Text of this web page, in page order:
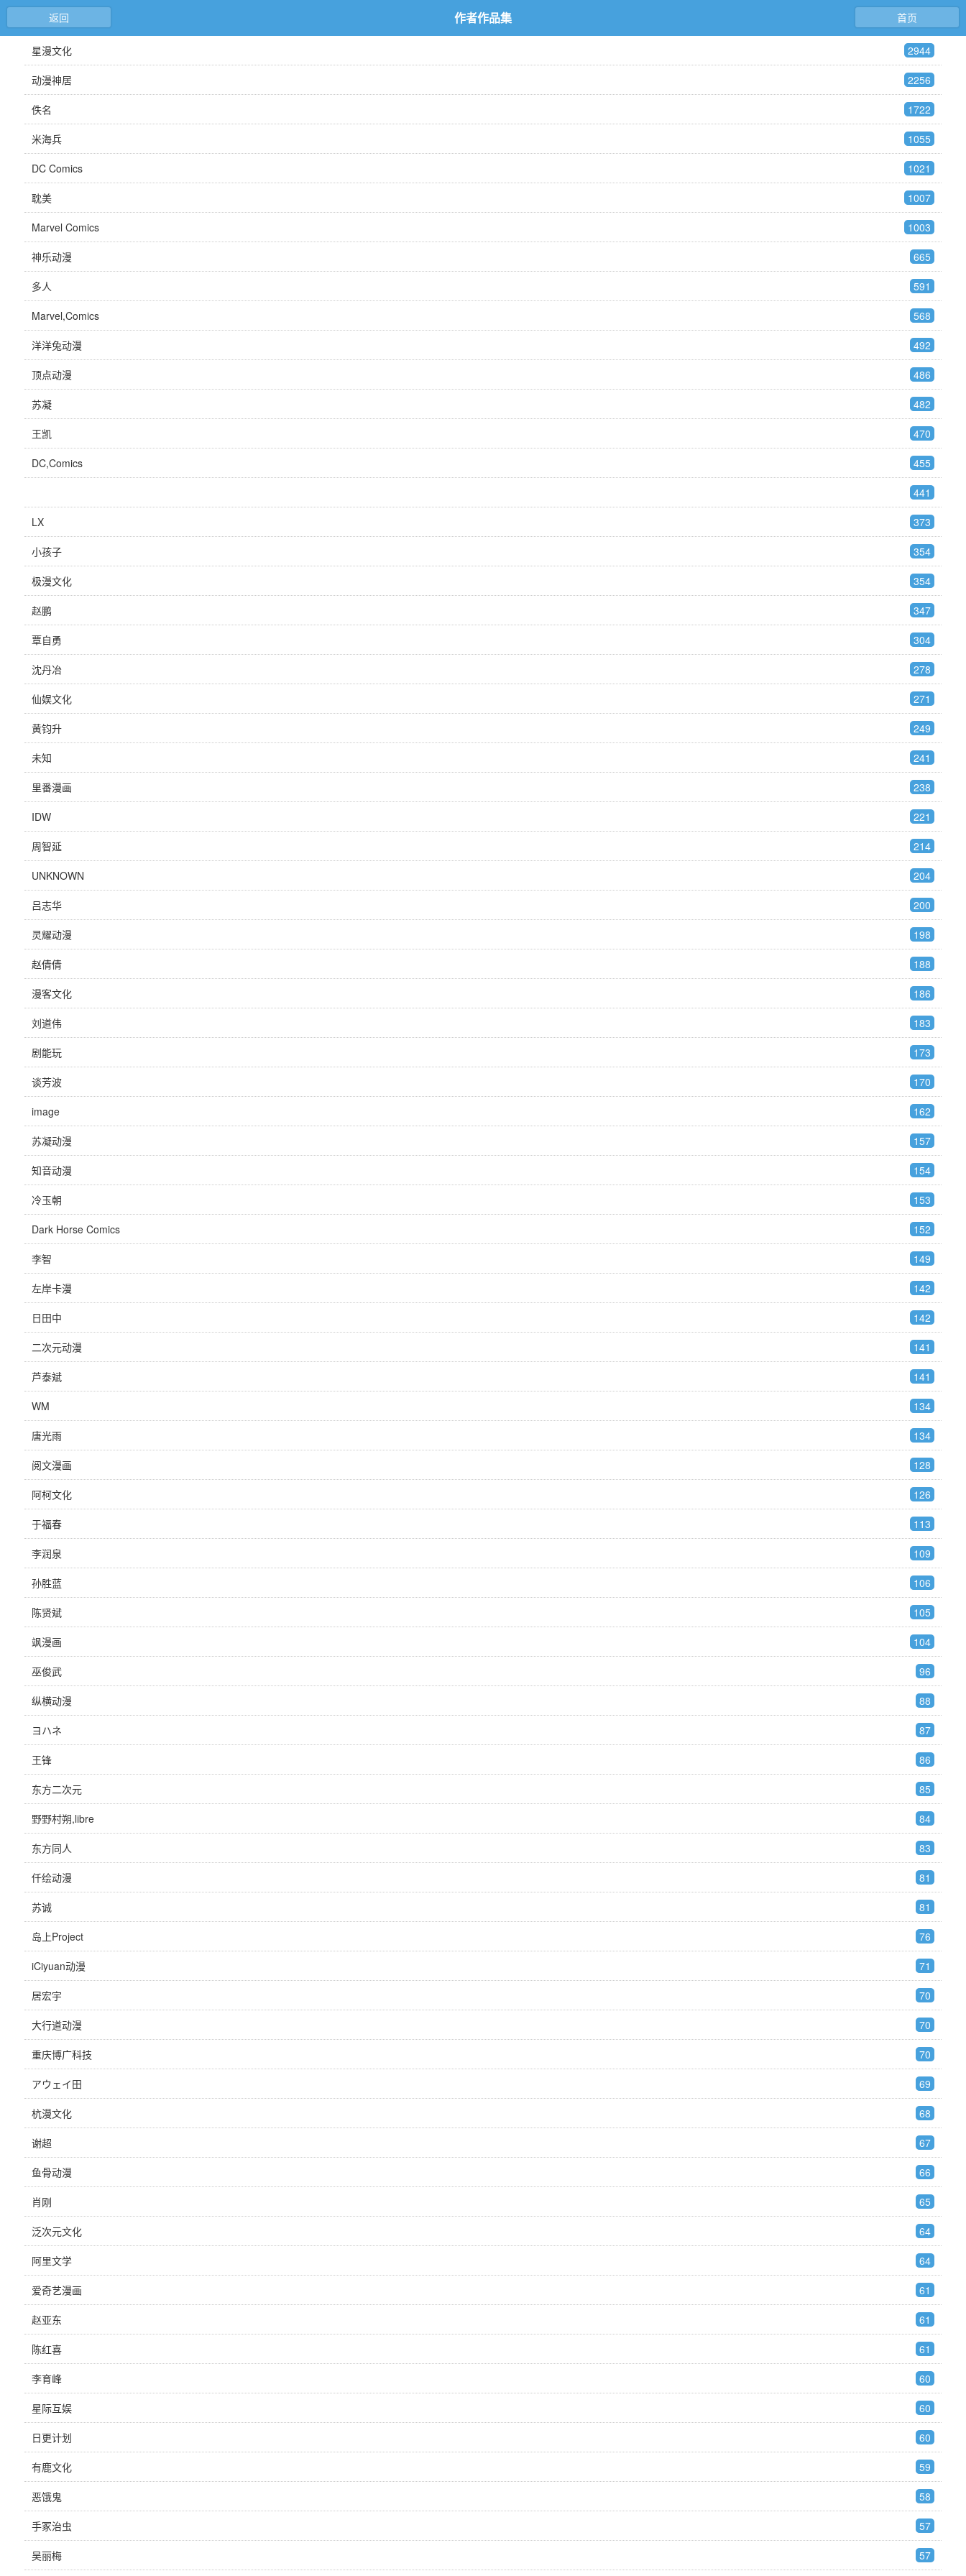
返回 作者作品集 首页
2944
星漫文化
2256
动漫神居
1722
佚名
1055
米海兵
1021
DC Comics
1007
耽美
1003
Marvel Comics
665
神乐动漫
591
多人
568
Marvel,Comics
492
洋洋兔动漫
486
顶点动漫
482
苏凝
470
王凯
455
DC,Comics
441
373
LX
354
小孩子
354
极漫文化
347
赵鹏
304
覃自勇
278
沈丹冶
271
仙娱文化
249
黄钧升
241
未知
238
里番漫画
221
IDW
214
周智延
204
UNKNOWN
200
吕志华
198
灵耀动漫
188
赵倩倩
186
漫客文化
183
刘道伟
173
剧能玩
170
谈芳波
162
image
157
苏凝动漫
154
知音动漫
153
冷玉朝
152
Dark Horse Comics
149
李智
142
左岸卡漫
142
日田中
141
二次元动漫
141
芦泰斌
134
WM
134
唐光雨
128
阅文漫画
126
阿柯文化
113
于福春
109
李润泉
106
孙胜蓝
105
陈贤斌
104
飒漫画
96
巫俊武
88
纵横动漫
87
ヨハネ
86
王锋
85
东方二次元
84
野野村朔,libre
83
东方同人
81
仟绘动漫
81
苏诚
76
岛上Project
71
iCiyuan动漫
70
居宏宇
70
大行道动漫
70
重庆博广科技
69
アウェイ田
68
杭漫文化
67
谢超
66
鱼骨动漫
65
肖刚
64
泛次元文化
64
阿里文学
61
爱奇艺漫画
61
赵亚东
61
陈红喜
60
李育峰
60
星际互娱
60
日更计划
59
有鹿文化
58
恶饿鬼
57
手冢治虫
57
吴丽梅